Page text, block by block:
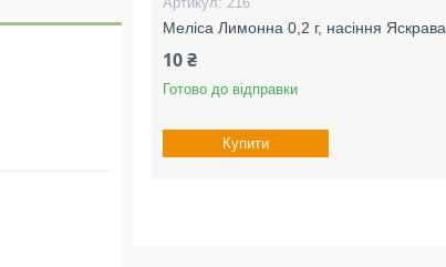
Меліса Лимонна 0,2 г, насіння Яскрава
10 ₴
Готово до відправки
Купити